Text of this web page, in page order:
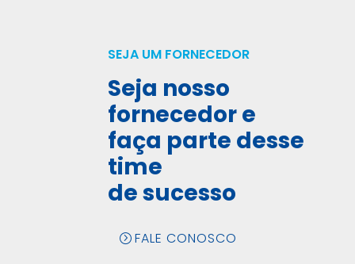
SEJA UM FORNECEDOR
Seja nosso
fornecedor e
faça parte desse
time
de sucesso
FALE CONOSCO